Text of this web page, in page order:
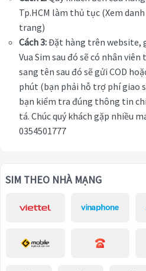
Tp.HCM làm thủ tục (Xem
trang)
Cách 3:Đặt hàng trên website,
Vua Sim sau đó sẽ có nhân
sang tên sau đó sẽ gửi COD
phút (bạn phải hỗ trợ phí giao
bạn kiểm tra đúng thông tin
tá. Chúc quý khách gặp nhiều
0354501777
SIM THEO NHÀ MẠNG